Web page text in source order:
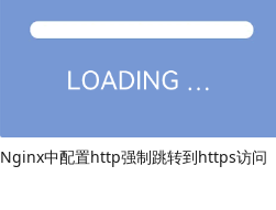
Nginx中配置http强制跳转到https访问